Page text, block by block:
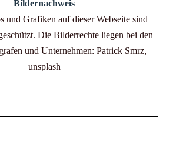
Bildernachweis
und Grafiken auf dieser Webseite sind
Die Bilderrechte liegen bei den
und Unternehmen: Patrick Smrz,
unsplash